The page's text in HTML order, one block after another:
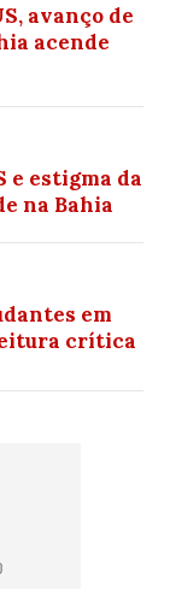
avanço de
acende
e estigma da
na Bahia
em
crítica